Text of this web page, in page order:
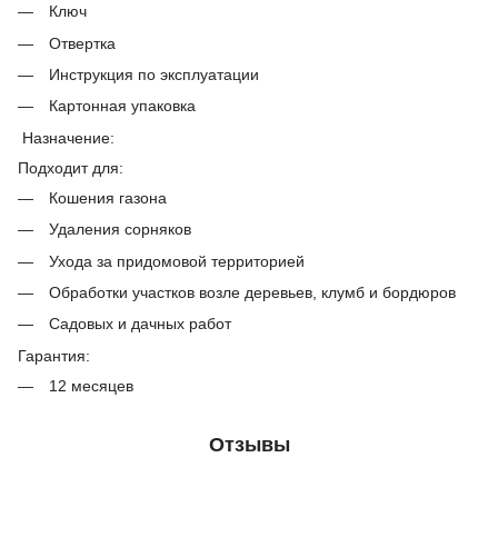
Ключ
Отвертка
Инструкция по эксплуатации
Картонная упаковка
Назначение:
Подходит для:
Кошения газона
Удаления сорняков
Ухода за придомовой территорией
Обработки участков возле деревьев, клумб и бордюров
Садовых и дачных работ
Гарантия:
12 месяцев
Отзывы